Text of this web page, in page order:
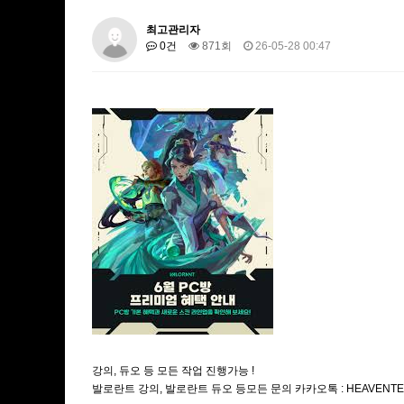
최고관리자
0건
871회 26-05-28 00:47
강의, 듀오 등 모든 작업 진행가능 !
발로란트 강의, 발로란트 듀오 등모든 문의 카카오톡 :